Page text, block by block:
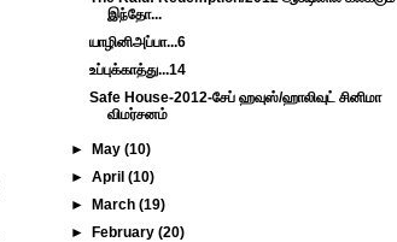
இந்தோ...
யாழினிஅப்பா...6
உப்புக்காத்து...14
Safe House-2012-சேப் ஹவுஸ்/ஹாலிவுட் சினிமா
விமர்சனம்
► May(10)
►April(10)
►
March(19)
►
February(20)